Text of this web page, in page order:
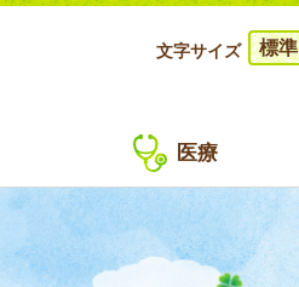
文字サイズ 標準
医療